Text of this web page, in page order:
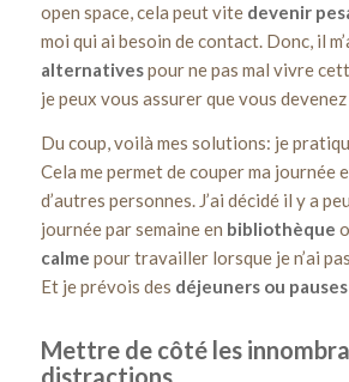
open space, cela peut vite devenir
moi qui ai besoin de contact. Donc, il
alternativespour ne pas mal vivre
je peux vous assurer que vous
Du coup, voilà mes solutions: je
Cela me permet de couper ma journée
d’autres personnes. J’ai décidé il y a
journée par semaine en bibliothèque
calme pour travailler lorsque je n’ai
Et je prévois des déjeuners ou
Mettre de côté les
distractions